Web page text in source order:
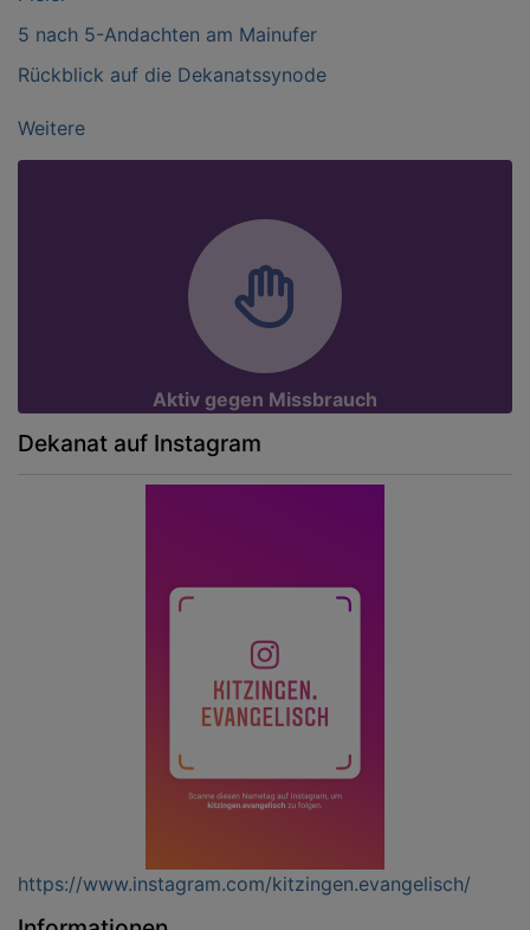
5 nach 5-Andachten am Mainufer
Rückblick auf die Dekanatssynode
Weitere
Aktiv gegen Missbrauch
Dekanat auf Instagram
https://www.instagram.com/kitzingen.evangelisch/